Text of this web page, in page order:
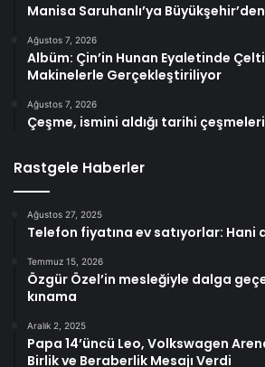
Manisa Saruhanlı’ya
Ağustos 7, 2026
Albüm: Çin’in Hunan Eyaletinde
Makinelerle Gerçekleştiriliyor
Ağustos 7, 2026
Çeşme, ismini aldığı tarihi
Rastgele Haberler
Ağustos 27, 2025
Telefon fiyatına ev satıyorlar: Hani
Temmuz 15, 2026
Özgür Özel’in mesleğiyle dalga
kınama
Aralık 2, 2025
Papa 14’üncü Leo, Volkswagen
Birlik ve Beraberlik Mesajı Verdi